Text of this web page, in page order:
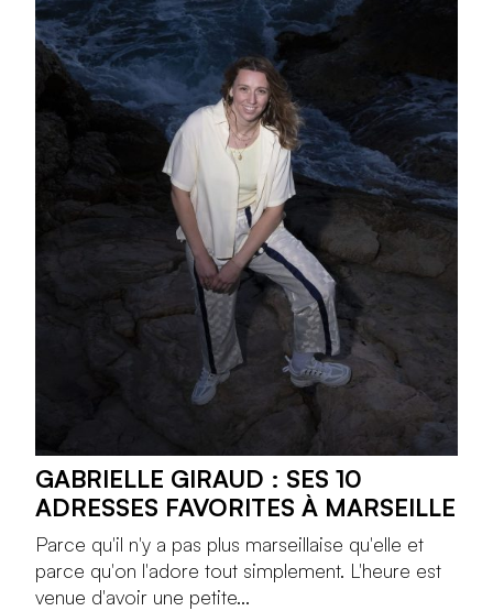
GABRIELLE GIRAUD : SES 10
ADRESSES FAVORITES À MARSEILLE
Parce qu'il n'y a pas plus marseillaise qu'elle et
parce qu'on l'adore tout simplement. L'heure est
venue d'avoir une petite...